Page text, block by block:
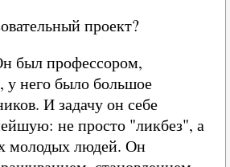
проект?
был профессором,
у него было большое
И задачу он себе
не просто "ликбез", а
молодых людей. Он